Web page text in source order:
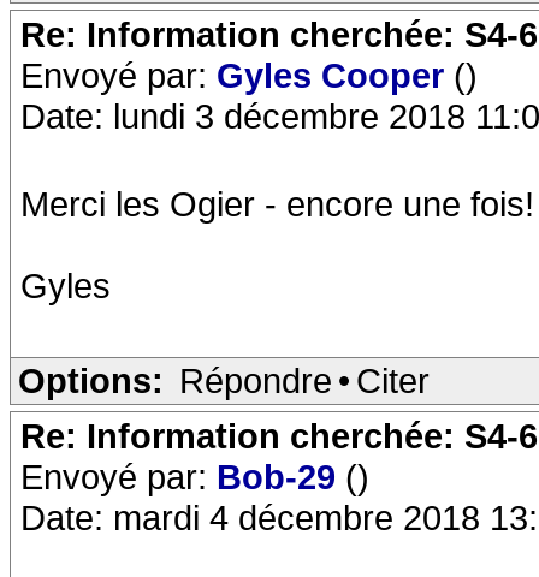
Re: Information cherchée: S4-
Envoyé par: Gyles Cooper ()
Date: lundi 3 décembre 2018
Merci les Ogier - encore une fois!
Gyles
Options: Répondre • Citer
Re: Information cherchée: S4-
Envoyé par: Bob-29 ()
Date: mardi 4 décembre 2018